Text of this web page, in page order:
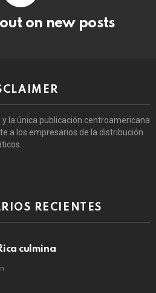
on new posts
la única publicación centroamericana
a los empresarios de la distribución
RECIENTES
culmina